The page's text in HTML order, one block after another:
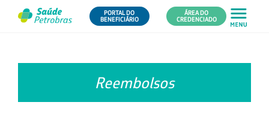
PORTAL DO
BENEFICIÁRIO
ÁREA DO
CREDENCIADO
Reembolsos